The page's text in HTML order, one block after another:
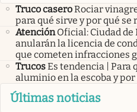
Truco caseroRociar
para qué sirve y por qué se
Atención Oficial: Ciudad
anularán la licencia de
que cometen infracciones
TrucosEs tendencia | Para
aluminio en la escoba y
Últimas noticias